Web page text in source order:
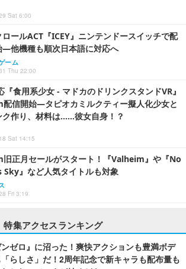
Sat 6:00
ールACT『ICEY』ニンテンドースイッチで配
―他機種も順次日本語に対応へ
ーム
Thu 22:00
『食用系少女 - マドカのドリンクスタンドVR』
信開始―タピオカミルクティー擬人化少女と
ク作り、材料は……彼女自身！？
Sat 14:15
正月セールがスタート！『Valheim』や『No
Sky』など人気タイトルも対象
Fri 3:19
特集アクセスランキング
ンゼロ』に沼った！爽快アクションも豊満ボデ
「らしさ」だ！2周年記念で新キャラも配布量も